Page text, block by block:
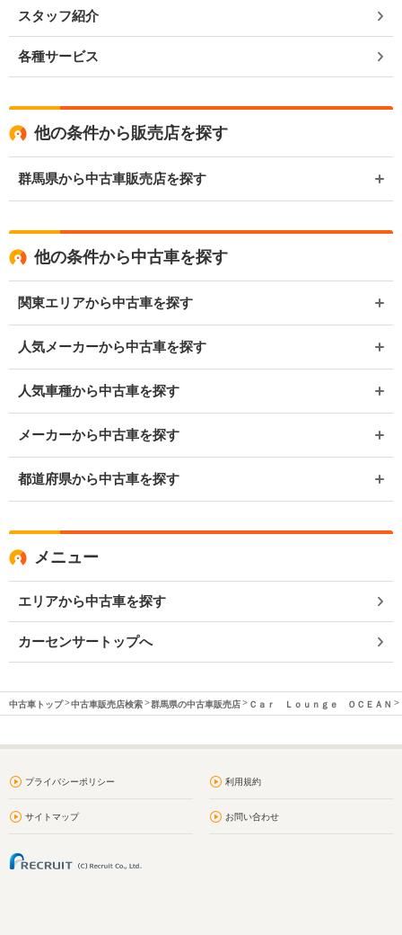
スタッフ紹介
各種サービス
他の条件から販売店を探す
群馬県から中古車販売店を探す
他の条件から中古車を探す
関東エリアから中古車を探す
人気メーカーから中古車を探す
人気車種から中古車を探す
メーカーから中古車を探す
都道府県から中古車を探す
メニュー
エリアから中古車を探す
カーセンサートップへ
中古車トップ 中古車販売店検索 群馬県の中古車販売店 Ｃａｒ Ｌｏｕｎｇｅ ＯＣＥＡＮ
プライバシーポリシー 利用規約
サイトマップ お問い合わせ